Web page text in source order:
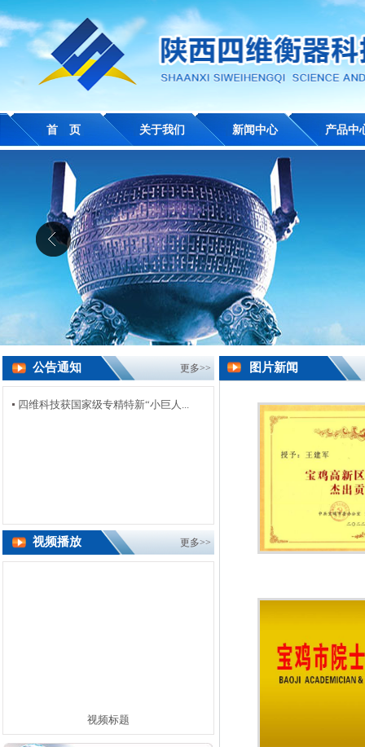
首 页 关于我们 新闻中心 产品中
公告通知 更多>>
四维科技获国家级专精特新“小巨人...
视频播放 更多>>
视频标题
图片新闻